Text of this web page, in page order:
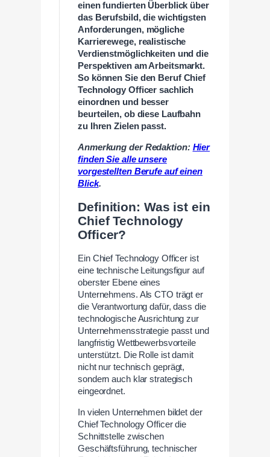
einen fundierten Überblick über
das Berufsbild, die wichtigsten
Anforderungen, mögliche
Karrierewege, realistische
Verdienstmöglichkeiten und die
Perspektiven am Arbeitsmarkt.
So können Sie den Beruf Chief
Technology Officer sachlich
einordnen und besser
beurteilen, ob diese Laufbahn
zu Ihren Zielen passt.
Anmerkung der Redaktion: Hier
finden Sie alle unsere
vorgestellten Berufe auf einen
Blick.
Definition: Was ist ein
Chief Technology
Officer?
Ein Chief Technology Officer ist
eine technische Leitungsfigur auf
oberster Ebene eines
Unternehmens. Als CTO trägt er
die Verantwortung dafür, dass die
technologische Ausrichtung zur
Unternehmensstrategie passt und
langfristig Wettbewerbsvorteile
unterstützt. Die Rolle ist damit
nicht nur technisch geprägt,
sondern auch klar strategisch
eingeordnet.
In vielen Unternehmen bildet der
Chief Technology Officer die
Schnittstelle zwischen
Geschäftsführung, technischer